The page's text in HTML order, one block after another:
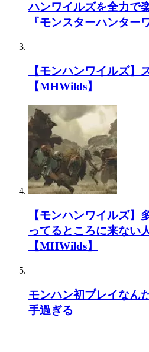
ハンワイルズを全力で
『モンスターハンター
【モンハンワイルズ】
【MHWilds】
【モンハンワイルズ】
ってるところに来ない
【MHWilds】
モンハン初プレイなん
手過ぎる